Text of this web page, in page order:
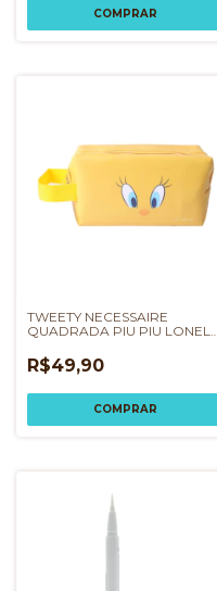
TWEETY NECESSAIRE
QUADRADA PIU PIU LONELY
R$49,90